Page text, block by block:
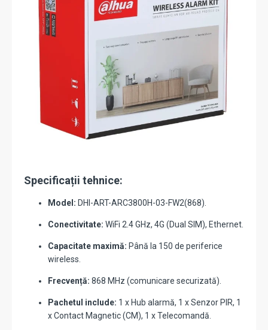
Specificații tehnice:
Model: DHI-ART-ARC3800H-03-FW2(868).
Conectivitate: WiFi 2.4 GHz, 4G (Dual SIM), Ethernet.
Capacitate maximă: Până la 150 de periferice
wireless.
Frecvență: 868 MHz (comunicare securizată).
Pachetul include: 1 x Hub alarmă, 1 x Senzor PIR, 1
x Contact Magnetic (CM), 1 x Telecomandă.